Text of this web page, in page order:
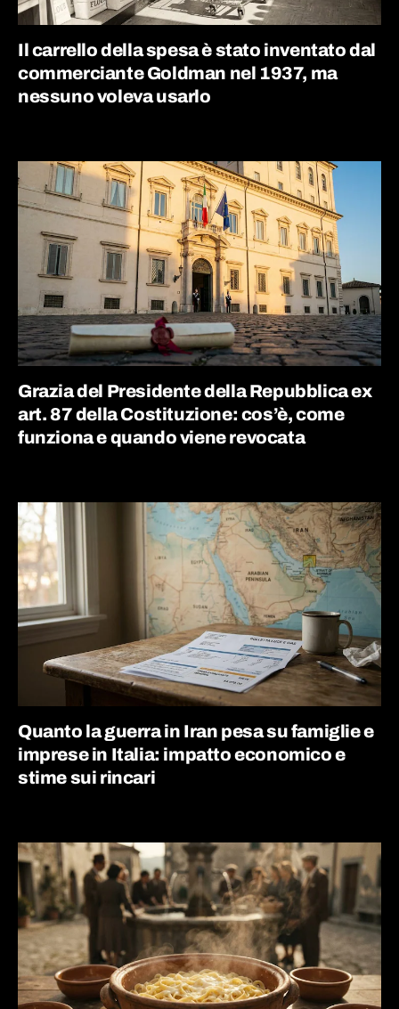
Il carrello della spesa è stato inventato dal
commerciante Goldman nel 1937, ma
nessuno voleva usarlo
Grazia del Presidente della Repubblica ex
art. 87 della Costituzione: cos’è, come
funziona e quando viene revocata
Quanto la guerra in Iran pesa su famiglie e
imprese in Italia: impatto economico e
stime sui rincari